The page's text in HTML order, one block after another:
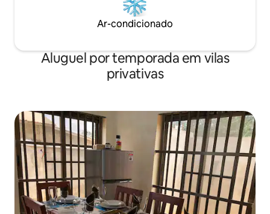
Ar-condicionado
Aluguel por temporada em vilas
privativas